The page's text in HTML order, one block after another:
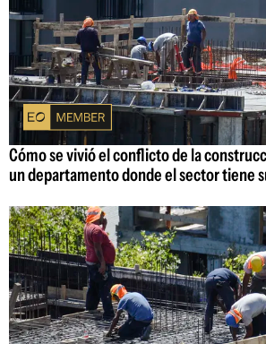
Cómo se vivió el conflicto de la
un departamento donde el sector tiene